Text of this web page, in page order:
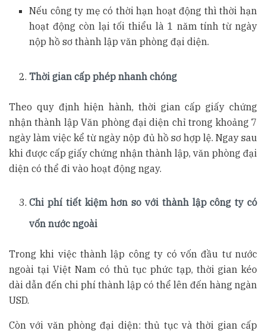
Nếu công ty mẹ có thời hạn hoạt động thì thời hạn
hoạt động còn lại tối thiểu là 1 năm tính từ ngày
nộp hồ sơ thành lập văn phòng đại diện.
Thời gian cấp phép nhanh chóng
Theo quy định hiện hành, thời gian cấp giấy chứng
nhận thành lập Văn phòng đại diện chỉ trong khoảng 7
ngày làm việc kể từ ngày nộp đủ hồ sơ hợp lệ. Ngay sau
khi được cấp giấy chứng nhận thành lập, văn phòng đại
diện có thể đi vào hoạt động ngay.
Chi phí tiết kiệm hơn so với thành lập công ty có
vốn nước ngoài
Trong khi việc thành lập công ty có vốn đầu tư nước
ngoài tại Việt Nam có thủ tục phức tạp, thời gian kéo
dài dẫn đến chi phí thành lập có thể lên đến hàng ngàn
USD.
Còn với văn phòng đại diện: thủ tục và thời gian cấp